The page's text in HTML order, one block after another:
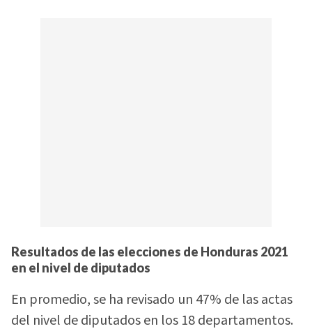
Resultados de las elecciones de Honduras 2021
en el nivel de diputados
En promedio, se ha revisado un 47% de las actas
del nivel de diputados en los 18 departamentos.